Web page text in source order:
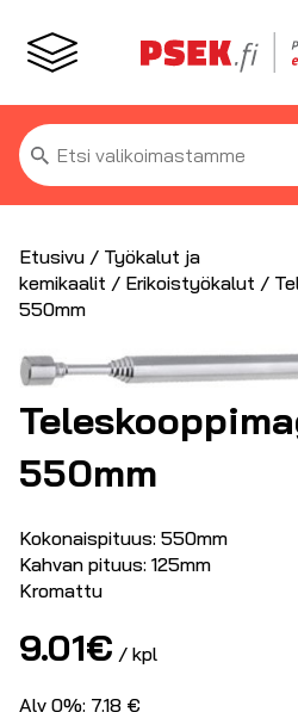
Etsi:
Etusivu / Työkalut ja
kemikaalit / Erikoistyökalut /
550mm
550mm
Kokonaispituus: 550mm
Kahvan pituus: 125mm
Kromattu
9.01€ / kpl
Alv 0%: 7.18 €